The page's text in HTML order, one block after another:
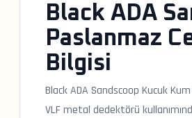
Black ADA
Paslanmaz
Bilgisi
Black ADA Sandscoop Kucuk
VLF metal dedektörü